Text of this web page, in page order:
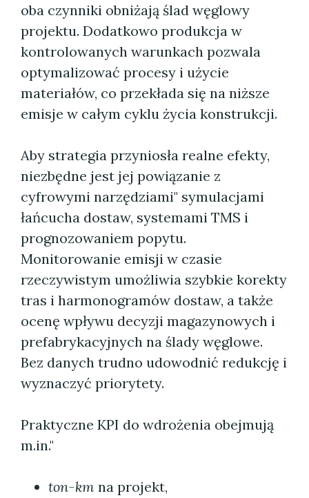
oba czynniki obniżają ślad węglowy
projektu. Dodatkowo produkcja w
kontrolowanych warunkach pozwala
optymalizować procesy i użycie
materiałów, co przekłada się na niższe
emisje w całym cyklu życia konstrukcji.
Aby strategia przyniosła realne efekty,
niezbędne jest jej powiązanie z
cyfrowymi narzędziami" symulacjami
łańcucha dostaw, systemami TMS i
prognozowaniem popytu.
Monitorowanie emisji w czasie
rzeczywistym umożliwia szybkie korekty
tras i harmonogramów dostaw, a także
ocenę wpływu decyzji magazynowych i
prefabrykacyjnych na ślady węglowe.
Bez danych trudno udowodnić redukcję i
wyznaczyć priorytety.
Praktyczne KPI do wdrożenia obejmują
m.in."
ton-km na projekt,